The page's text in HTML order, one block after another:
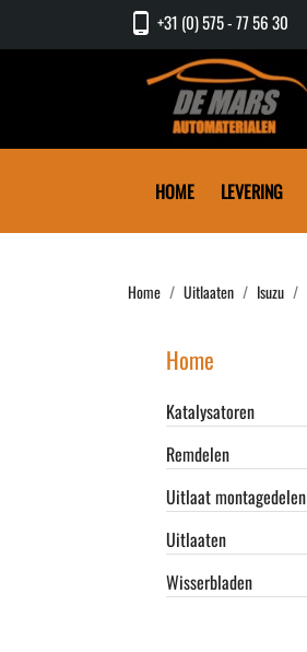
phone_android +31 (0) 575 - 77 56 30
HOME LEVERING
Home Uitlaaten Isuzu
Home
Katalysatoren
Remdelen
Uitlaat montagedelen
Uitlaaten
Wisserbladen